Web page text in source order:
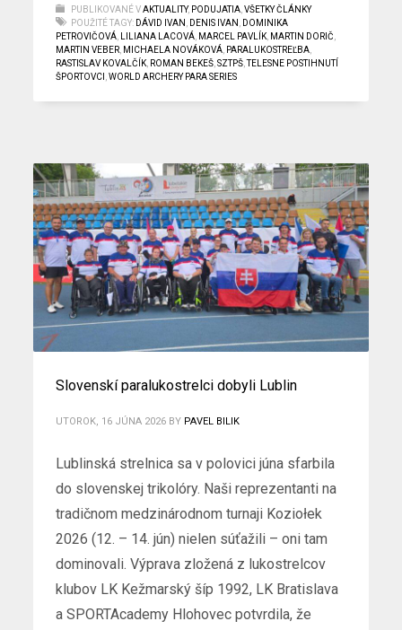
PUBLIKOVANÉ V AKTUALITY, PODUJATIA ,VŠETKY ČLÁNKY
POUŽITÉ TAGY: DÁVID IVAN DENIS IVAN
DOMINIKA
PETROVIČOVÁ
LILIANA LACOVÁ MARCEL PAVLÍK MARTIN DORIČ
MARTIN VEBER MICHAELA NOVÁKOVÁ PARALUKOSTREĽBA
RASTISLAV KOVALČÍK ROMAN BEKEŠ ,SZTPŠ ,TELESNE POSTIHNUTÍ
ŠPORTOVCI
,WORLD ARCHERY PARA SERIES
Slovenskí paralukostrelci dobyli Lublin
UTOROK, 16 JÚNA 2026 BY PAVEL BILIK
Lublinská strelnica sa v polovici júna sfarbila
do slovenskej trikolóry. Naši reprezentanti na
tradičnom medzinárodnom turnaji Koziołek
2026 (12. – 14. jún) nielen súťažili – oni tam
dominovali. Výprava zložená z lukostrelcov
klubov LK Kežmarský šíp 1992, LK Bratislava
a SPORTAcademy Hlohovec potvrdila, že